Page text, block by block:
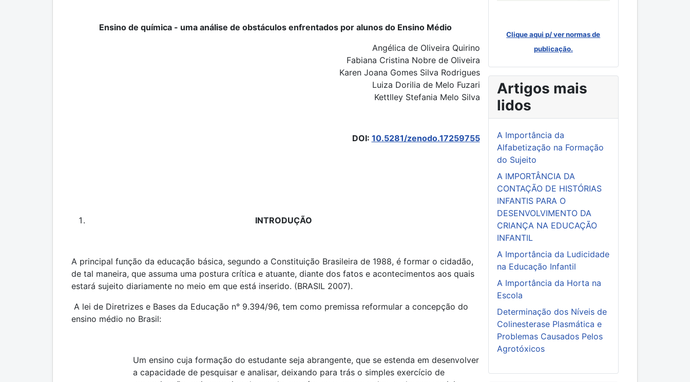
Ensino de química - uma análise de obstáculos enfrentados por alunos do Ensino Médio
Angélica de Oliveira Quirino
Fabiana Cristina Nobre de Oliveira
Karen Joana Gomes Silva Rodrigues
Luiza Dorilia de Melo Fuzari
Kettlley Stefania Melo Silva
DOI: 10.5281/zenodo.17259755
INTRODUÇÃO
A principal função da educação básica, segundo a Constituição Brasileira de 1988, é formar o cidadão,
de tal maneira, que assuma uma postura crítica e atuante, diante dos fatos e acontecimentos aos quais
estará sujeito diariamente no meio em que está inserido. (BRASIL 2007).
A lei de Diretrizes e Bases da Educação n° 9.394/96, tem como premissa reformular a concepção do
ensino médio no Brasil:
Um ensino cuja formação do estudante seja abrangente, que se estenda em desenvolver
a capacidade de pesquisar e analisar, deixando para trás o simples exercício de
Clique aqui p/ ver normas de
publicação.
Artigos mais
lidos
A Importância da
Alfabetização na Formação
do Sujeito
A IMPORTÂNCIA DA
CONTAÇÃO DE HISTÓRIAS
INFANTIS PARA O
DESENVOLVIMENTO DA
CRIANÇA NA EDUCAÇÃO
INFANTIL
A Importância da Ludicidade
na Educação Infantil
A Importância da Horta na
Escola
Determinação dos Níveis de
Colinesterase Plasmática e
Problemas Causados Pelos
Agrotóxicos